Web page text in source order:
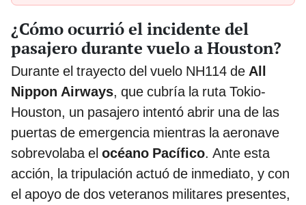
¿Cómo ocurrió el incidente del
pasajero durante vuelo a Houston?
Durante el trayecto del vuelo NH114 de All
Nippon Airways, que cubría la ruta Tokio-
Houston, un pasajero intentó abrir una de las
puertas de emergencia mientras la aeronave
sobrevolaba el océano Pacífico. Ante esta
acción, la tripulación actuó de inmediato, y con
el apoyo de dos veteranos militares presentes,